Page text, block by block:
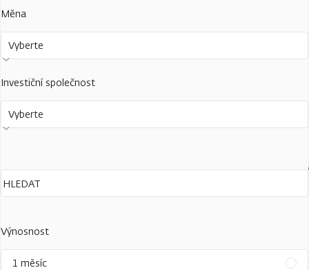
Měna
Vyberte
Investiční společnost
Vyberte
Výnosnost
1 měsíc